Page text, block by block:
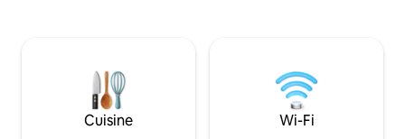
nombreux oiseaux, écureuils, lapins et
renards. Venez vivre la magie et créer
un souvenir spécial! Découvrez pourquoi
le Chgo Magazine nous classe parmi les
coin ? Il y a
10 minutes de
du centre
quelques minutes
Cuisine Wi-Fi